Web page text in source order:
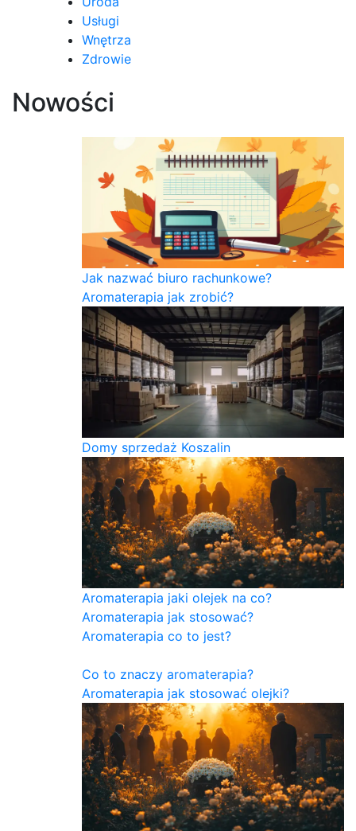
Usługi
Wnętrza
Zdrowie
Nowości
Jak nazwać biuro rachunkowe?
Aromaterapia jak zrobić?
Domy sprzedaż Koszalin
Aromaterapia jaki olejek na co?
Aromaterapia jak stosować?
Aromaterapia co to jest?
Co to znaczy aromaterapia?
Aromaterapia jak stosować olejki?